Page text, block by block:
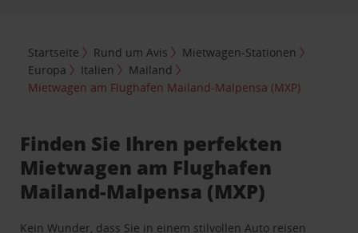
Startseite Rund um Avis
Mietwagen-Stationen
Europa
Italien
Mailand
Mietwagen am Flughafen Mailand-Malpensa (MXP)
Finden Sie Ihren perfekten
Mietwagen am Flughafen
Mailand-Malpensa (MXP)
Kein Wunder, dass Sie in einem stilvollen Auto reisen